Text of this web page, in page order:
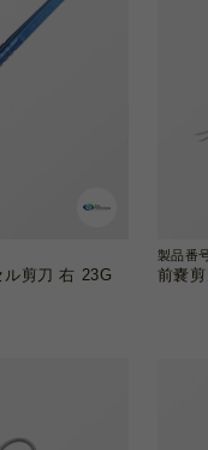
ル剪刀 右 23G
製品番
前嚢